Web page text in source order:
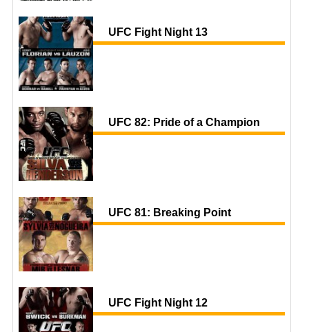
UFC Fight Night 13
UFC 82: Pride of a Champion
UFC 81: Breaking Point
UFC Fight Night 12